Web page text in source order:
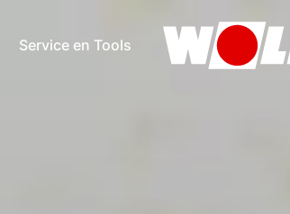
Service en Tools